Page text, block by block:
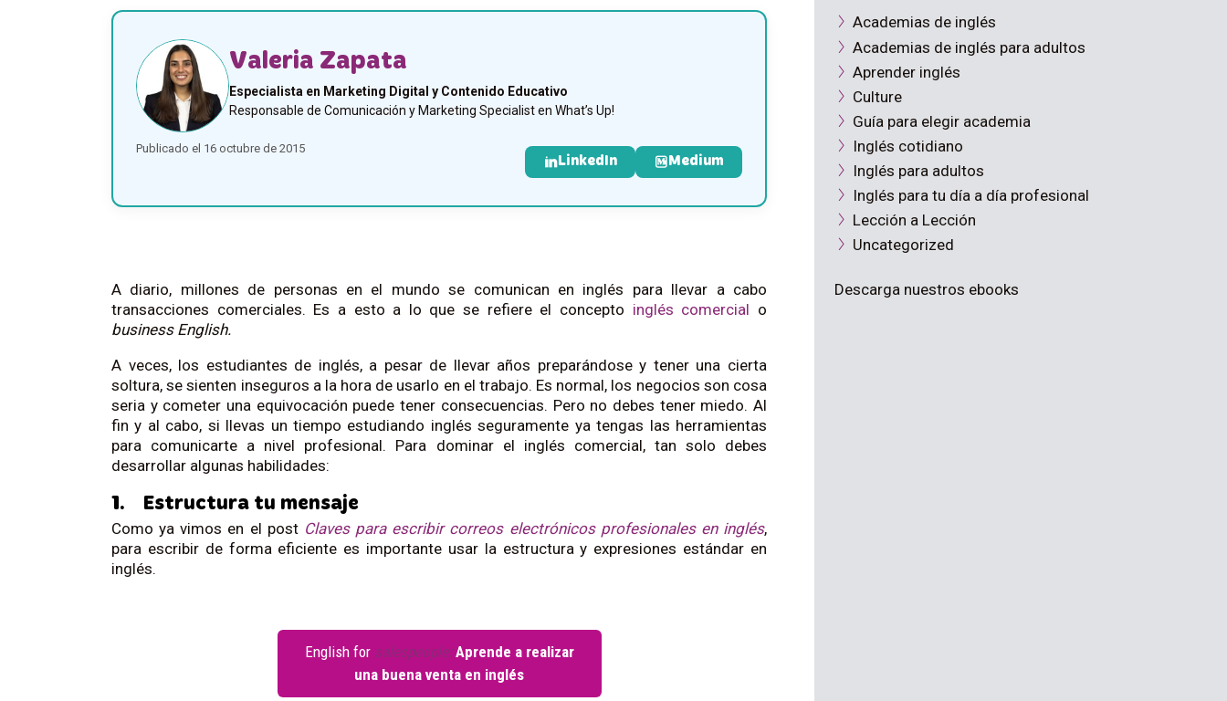
Valeria Zapata
Especialista en Marketing Digital y Contenido Educativo
Responsable de Comunicación y Marketing Specialist en What’s Up!
Publicado el 16 octubre de 2015
LinkedIn Medium
A diario, millones de personas en el mundo se comunican en inglés para llevar a cabo
transacciones comerciales. Es a esto a lo que se refiere el concepto inglés comercial o
business English.
A veces, los estudiantes de inglés, a pesar de llevar años preparándose y tener una cierta
soltura, se sienten inseguros a la hora de usarlo en el trabajo. Es normal, los negocios son cosa
seria y cometer una equivocación puede tener consecuencias. Pero no debes tener miedo. Al
fin y al cabo, si llevas un tiempo estudiando inglés seguramente ya tengas las herramientas
para comunicarte a nivel profesional. Para dominar el inglés comercial, tan solo debes
desarrollar algunas habilidades:
1. Estructura tu mensaje
Como ya vimos en el post Claves para escribir correos electrónicos profesionales en inglés,
para escribir de forma eficiente es importante usar la estructura y expresiones estándar en
inglés.
English for salespeople: Aprende a realizar
una buena venta en inglés
Academias de inglés
Academias de inglés para adultos
Aprender inglés
Culture
Guía para elegir academia
Inglés cotidiano
Inglés para adultos
Inglés para tu día a día profesional
Lección a Lección
Uncategorized
Descarga nuestros ebooks